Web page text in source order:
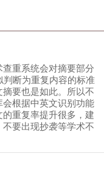
重系统会对摘要部分
判断为重复内容的标准
要也是如此。所以不
根据中英文识别功能
重复率提升很多，建
要出现抄袭等学术不